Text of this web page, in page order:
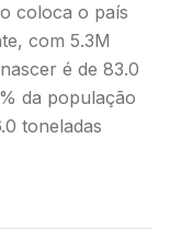
coloca o país
com 5.3M
é de 83.0
da população
toneladas